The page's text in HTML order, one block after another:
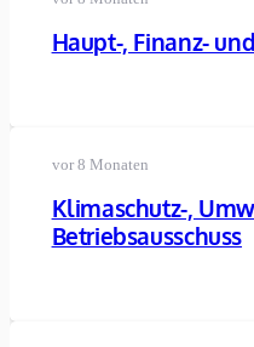
Haupt-, Finanz-
vor 8 Monaten
Klimaschutz-,
Betriebsausschuss